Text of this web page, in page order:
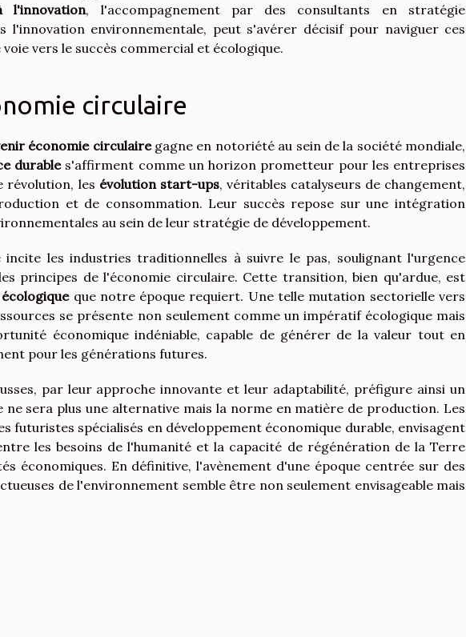
l'innovation, l'accompagnement par des consultants en stratégie
l'innovation environnementale, peut s'avérer décisif pour naviguer ces
vers le succès commercial et écologique.
circulaire
économie circulairegagne en notoriété au sein de la société mondiale,
durables'affirment comme un horizon prometteur pour les entreprises
révolution, les évolution start-ups, véritables catalyseurs de changement,
et de consommation. Leur succès repose sur une intégration
au sein de leur stratégie de développement.
les industries traditionnelles à suivre le pas, soulignant l'urgence
principes de l'économie circulaire. Cette transition, bien qu'ardue, est
que notre époque requiert. Une telle mutation sectorielle vers
se présente non seulement comme un impératif écologique mais
économique indéniable, capable de générer de la valeur tout en
pour les générations futures.
par leur approche innovante et leur adaptabilité, préfigure ainsi un
sera plus une alternative mais la norme en matière de production. Les
futuristes spécialisés en développement économique durable, envisagent
les besoins de l'humanité et la capacité de régénération de la Terre
économiques. En définitive, l'avènement d'une époque centrée sur des
de l'environnement semble être non seulement envisageable mais